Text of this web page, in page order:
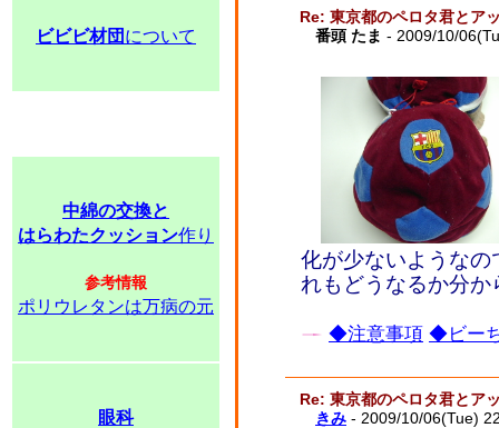
ビビビ材団 について
中綿の交換と
はらわたクッション作り
参考情報
ポリウレタンは万病の元
眼科
Re: 東京都のペロタ君とア
番頭 たま - 2009/10/
化が少ないような
れもどうなるか分
◆注意事項 ◆ビー
Re: 東京都のペロタ君とア
きみ - 2009/10/06(Tue)